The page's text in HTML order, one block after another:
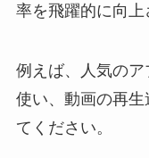
率を飛躍的に向上
例えば、人気の
使い、動画の再
てください。